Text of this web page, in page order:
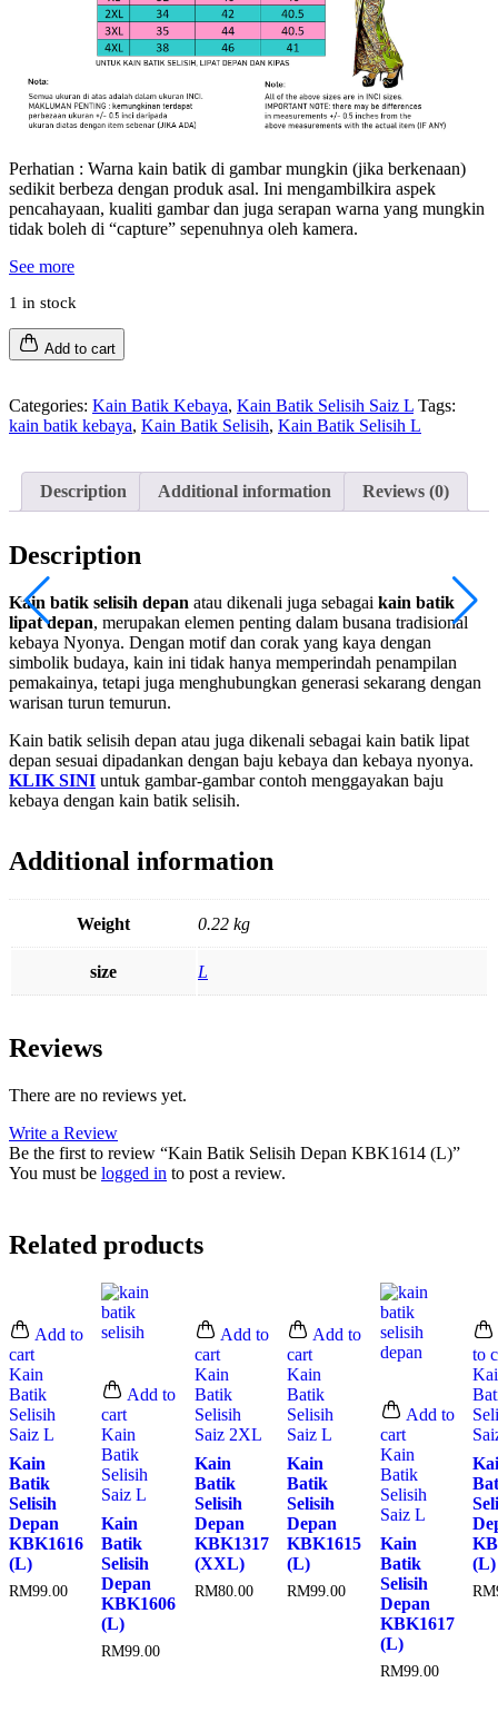
Perhatian : Warna kain batik di gambar mungkin (jika berkenaan)
sedikit berbeza dengan produk asal. Ini mengambilkira aspek
pencahayaan, kualiti gambar dan juga serapan warna yang mungkin
tidak boleh di “capture” sepenuhnya oleh kamera.
See more
1 in stock
Add to cart
Categories: Kain Batik Kebaya, Kain Batik Selisih Saiz L Tags:
kain batik kebaya, Kain Batik Selisih, Kain Batik Selisih L
Description Additional information Reviews (0)
Description
Kain batik selisih depan atau dikenali juga sebagai kain batik
lipat depan, merupakan elemen penting dalam busana tradisional
kebaya Nyonya. Dengan motif dan corak yang kaya dengan
simbolik budaya, kain ini tidak hanya memperindah penampilan
pemakainya, tetapi juga menghubungkan generasi sekarang dengan
warisan turun temurun.
Kain batik selisih depan atau juga dikenali sebagai kain batik lipat
depan sesuai dipadankan dengan baju kebaya dan kebaya nyonya.
KLIK SINI untuk gambar-gambar contoh menggayakan baju
kebaya dengan kain batik selisih.
Additional information
Weight 0.22 kg
size L
Reviews
There are no reviews yet.
Write a Review
Be the first to review “Kain Batik Selisih Depan KBK1614 (L)”
You must be logged in to post a review.
Related products
Add to
cart
Kain
Batik
Selisih
Saiz L
Kain
Batik
Selisih
Depan
KBK1616
(L)
RM99.00
Add to
cart
Kain
Batik
Selisih
Saiz L
Kain
Batik
Selisih
Depan
KBK1606
(L)
RM99.00
Add to
cart
Kain
Batik
Selisih
Saiz 2XL
Kain
Batik
Selisih
Depan
KBK1317
(XXL)
RM80.00
Add to
cart
Kain
Batik
Selisih
Saiz L
Kain
Batik
Selisih
Depan
KBK1615
(L)
RM99.00
Add to
cart
Kain
Batik
Selisih
Saiz L
Kain
Batik
Selisih
Depan
KBK1617
(L)
RM99.00
to
(L)
RM